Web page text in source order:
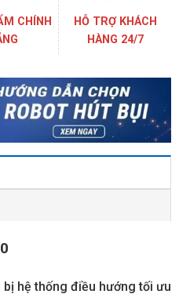
CHÍNH
HỖ TRỢ KHÁCH
HÀNG 24/7
hệ thống điều hướng tối ưu